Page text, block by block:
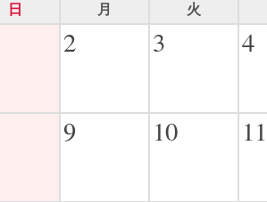
日 月 火
2 3 4
9 10 11